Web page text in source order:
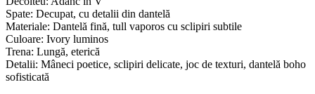
Spate: Decupat, cu detalii din dantelă
Materiale: Dantelă fină, tull vaporos cu sclipiri subtile
Culoare: Ivory luminos
Trena: Lungă, eterică
Detalii: Mâneci poetice, sclipiri delicate, joc de texturi, dantelă boho
sofisticată